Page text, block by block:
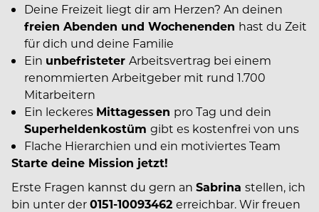
Deine Freizeit liegt dir am Herzen? An deinen
freien Abenden und Wochenenden hast du Zeit
für dich und deine Familie
Ein unbefristeter Arbeitsvertrag bei einem
renommierten Arbeitgeber mit rund 1.700
Mitarbeitern
Ein leckeres Mittagessen pro Tag und dein
Superheldenkostüm gibt es kostenfrei von uns
Flache Hierarchien und ein motiviertes Team
Starte deine Mission jetzt!
Erste Fragen kannst du gern an Sabrina stellen, ich
bin unter der0151-10093462 erreichbar. Wir freuen